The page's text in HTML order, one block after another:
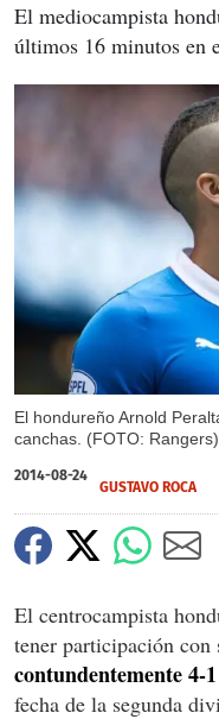
El mediocampista
últimos 16 minutos en
El hondureño Arnold
canchas. (FOTO: Rangers)
2014-08-24
GUSTAVO ROCA
El centrocampista
tener participación con
contundentemente 4-
fecha de la segunda